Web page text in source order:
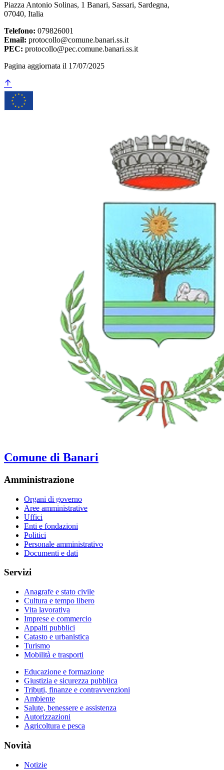
Piazza Antonio Solinas, 1 Banari, Sassari, Sardegna,
07040, Italia
Telefono: 079826001
Email: protocollo@comune.banari.ss.it
PEC: protocollo@pec.comune.banari.ss.it
Pagina aggiornata il 17/07/2025
Comune di Banari
Amministrazione
Organi di governo
Aree amministrative
Uffici
Enti e fondazioni
Politici
Personale amministrativo
Documenti e dati
Servizi
Anagrafe e stato civile
Cultura e tempo libero
Vita lavorativa
Imprese e commercio
Appalti pubblici
Catasto e urbanistica
Turismo
Mobilità e trasporti
Educazione e formazione
Giustizia e sicurezza pubblica
Tributi, finanze e contravvenzioni
Ambiente
Salute, benessere e assistenza
Autorizzazioni
Agricoltura e pesca
Novità
Notizie